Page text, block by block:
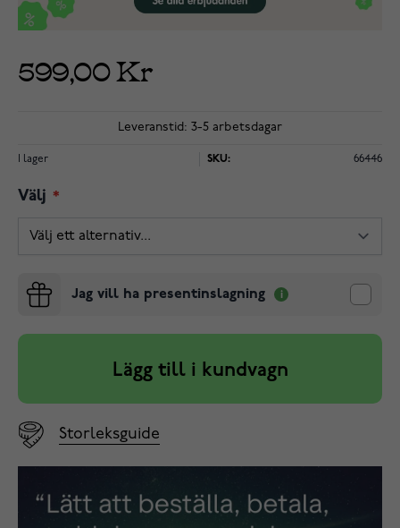
599,00 Kr
Leveranstid: 3-5 arbetsdagar
I lager SKU: 66446
Välj
Jag vill ha presentinslagning
Lägg till i kundvagn
Storleksguide